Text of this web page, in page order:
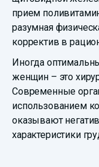
прием
разумная
корректив в
Иногда
женщин – это
Современные
использованием
оказывают
характеристики